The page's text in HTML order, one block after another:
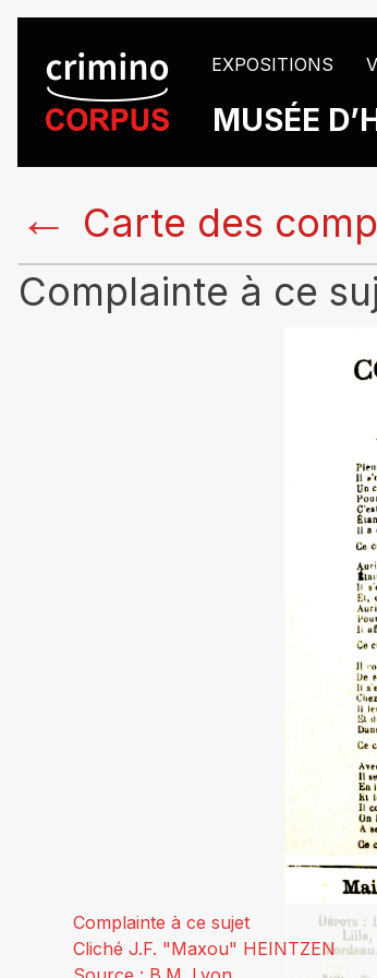
EXPOSITIONS
MUSÉE
← Carte des
Complainte à ce
Complainte à ce sujet
Cliché J.F. "Maxou" HEINTZEN